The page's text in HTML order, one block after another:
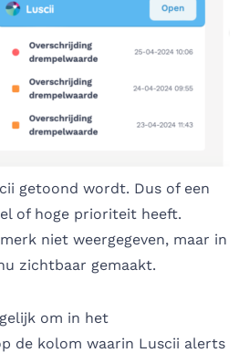
getoond wordt. Dus of een
of hoge prioriteit heeft.
niet weergegeven, maar in
zichtbaar gemaakt.
om in het
de kolom waarin Luscii alerts